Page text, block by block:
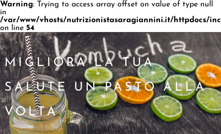
Warning: Trying to access array offset on value of type null
in
/var/www/vhosts/nutrizionistasaragiannini.it/httpdocs/
on line 54
MIGLIORA LA TUA
SALUTE UN PASTO ALLA
VOLTA